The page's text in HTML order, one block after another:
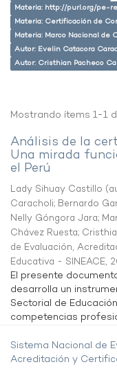
Materia: http://purl.org/pe-
Materia: Certificación de
Materia: Marco Nacional de
Autor: Evelin Catacora
Autor: Cristhian Pacheco
Mostrando ítems 1-1
Análisis de la
Una mirada
el Perú
Lady Sihuay Castillo
Caracholi; Bernardo
Nelly Góngora Jara;
Chávez Ruesta;
de Evaluación,
Educativa - SINEACE,
El presente
desarrolla un
Sectorial de
competencias
Sistema Nacional de
Acreditación y